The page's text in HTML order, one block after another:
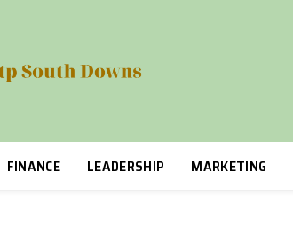
FINANCE LEADERSHIP MARKETING